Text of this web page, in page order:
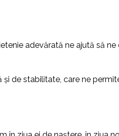
adevărată ne ajută să
de stabilitate, care ne